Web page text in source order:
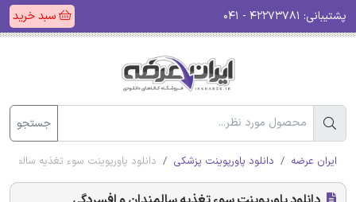
پشتیبانی: سبد خرید
جستجو
ایران عرضه دانلود پاورپوینت پزشکی دانلود پاورپوینت سوء تغذیه